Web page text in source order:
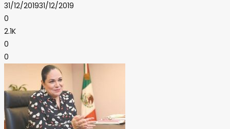
31/12/201931/12/2019
0
2.1K
0
0